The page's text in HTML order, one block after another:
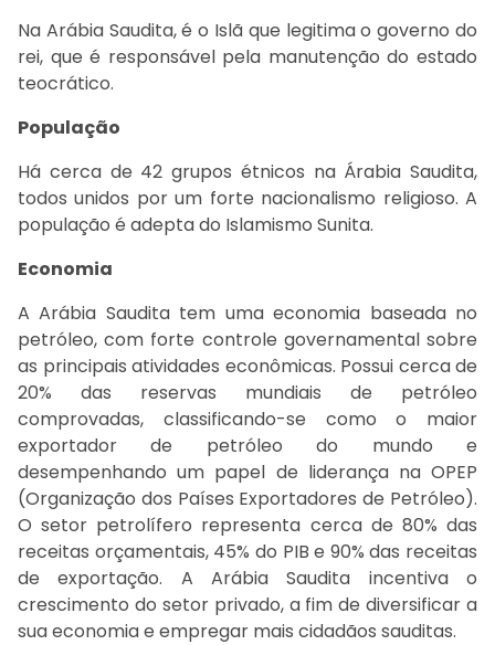
Na Arábia Saudita, é o Islã que legitima o governo do
rei, que é responsável pela manutenção do estado
teocrático.
População
Há cerca de 42 grupos étnicos na Árabia Saudita,
todos unidos por um forte nacionalismo religioso. A
população é adepta do Islamismo Sunita.
Economia
A Arábia Saudita tem uma economia baseada no
petróleo, com forte controle governamental sobre
as principais atividades econômicas. Possui cerca de
20% das reservas mundiais de petróleo
comprovadas, classificando-se como o maior
exportador de petróleo do mundo e
desempenhando um papel de liderança na OPEP
(Organização dos Países Exportadores de Petróleo).
O setor petrolífero representa cerca de 80% das
receitas orçamentais, 45% do PIB e 90% das receitas
de exportação. A Arábia Saudita incentiva o
crescimento do setor privado, a fim de diversificar a
sua economia e empregar mais cidadãos sauditas.